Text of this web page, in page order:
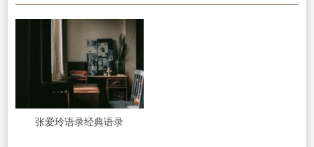
张爱玲语录经典语录